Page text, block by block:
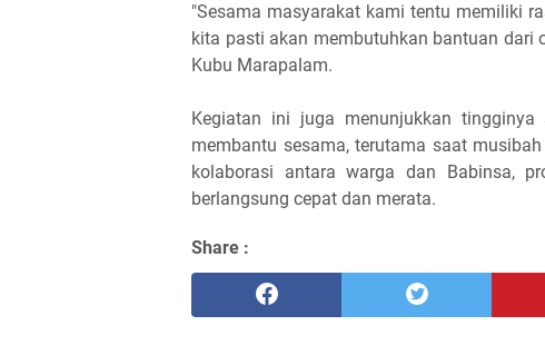
"Sesama masyarakat kami tentu memiliki
kita pasti akan membutuhkan bantuan dari
Kubu Marapalam.
Kegiatan ini juga menunjukkan
membantu sesama, terutama saat
kolaborasi antara warga dan Babinsa,
berlangsung cepat dan merata.
Share :